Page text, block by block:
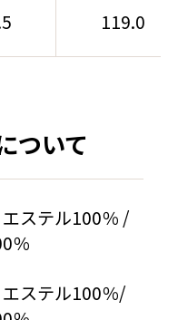
119.0
ついて
ステル100％ /
％
ステル100％/